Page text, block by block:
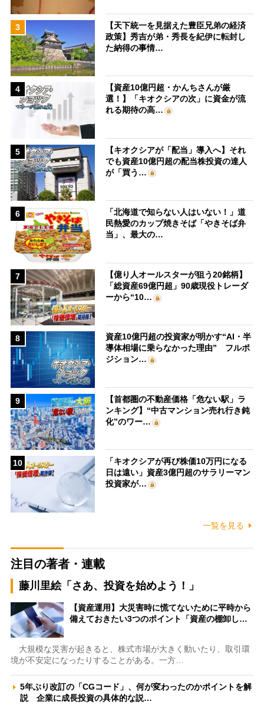
3
【天下統一を見据えた豊臣兄弟の経済
政策】秀吉が弟・秀長を紀伊に転封し
た納得の事情…
4
【資産10億円超・かんちさんが厳
選！】「キオクシアの次」に資金が流
れる期待の高…
5
【キオクシアが「配当」導入へ】それ
でも資産10億円超の配当株投資の達人
が「買う…
6
「北海道で知らない人はいない！」道
民熱愛のカップ焼きそば「やきそば弁
当」、最大の…
7
【億り人オールスターが狙う20銘柄】
「総資産69億円超」90歳現役トレーダ
ーから“10…
8
資産10億円超の投資家が明かす“AI・半
導体相場に乗らなかった理由” フルポ
ジション…
9
【首都圏の不動産価格「危ない駅」ラ
ンキング】“中古マンション売れ行き鈍
化”のワー…
10
「キオクシアが再び株価10万円になる
日は遠い」資産3億円超のサラリーマン
投資家が…
一覧を見る
注目の著者・連載
藤川里絵「さあ、投資を始めよう！」
【資産運用】大災害時に慌てないために平時から
備えておきたい3つのポイント「資産の棚卸し…
大規模な災害が起きると、株式市場が大きく動いたり、取引環
境が不安定になったりすることがある。一方…
5年ぶり改訂の「CGコード」、何が変わったのかポイントを解
説 企業に成長投資の具体的な説…